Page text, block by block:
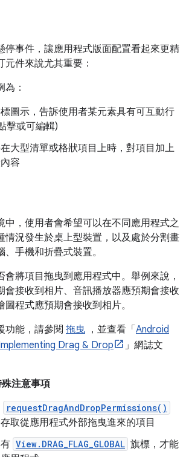
停事件，讓應用程式版面配置看起來更精
元件來說尤其重要：
：
圖示，告訴使用者某元素具有可互動行
擊或可編輯)
大型清單或格狀項目上時，對項目加上
容
中，使用者會希望可以在不同應用程式之
情況發生於桌上型裝置，以及處於分割畫
手機和折疊式裝置。
會將項目拖曳到應用程式中。舉例來說，
會接收到相片、音訊播放器應預期會接收
程式應預期會接收到相片。
功能，請參閱 拖曳 ，並查看「 Android
Drag & Drop
」網誌文
注意事項
requestDragAndDropPermissions()
取從應用程式外部拖曳進來的項目
View.DRAG_FLAG_GLOBAL 旗標，才能